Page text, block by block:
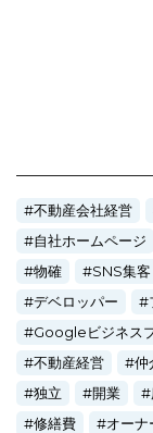
不動産会社経営
自社ホームページ
物確
SNS集客
デベロッパー
Googleビジネス
不動産経営
仲
独立
開業
修繕費
オーナ